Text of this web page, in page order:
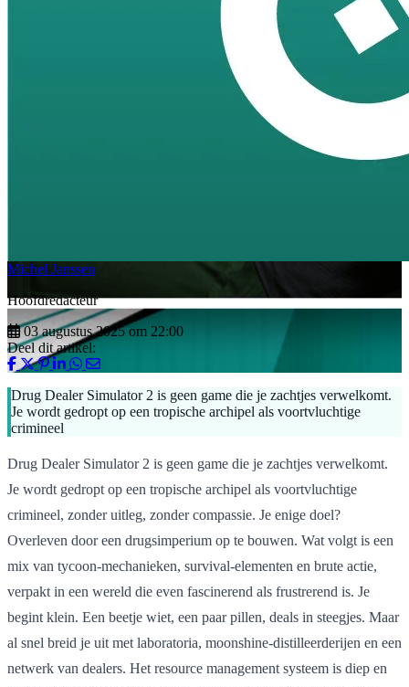
Michel Janssen
Hoofdredacteur
03 augustus 2025 om 22:00
Deel dit artikel:
Drug Dealer Simulator 2 is geen game die je zachtjes verwelkomt.
Je wordt gedropt op een tropische archipel als voortvluchtige
crimineel
Drug Dealer Simulator 2 is geen game die je zachtjes verwelkomt.
Je wordt gedropt op een tropische archipel als voortvluchtige
crimineel, zonder uitleg, zonder compassie. Je enige doel?
Overleven door een drugsimperium op te bouwen. Wat volgt is een
mix van tycoon-mechanieken, survival-elementen en brute actie,
verpakt in een wereld die even fascinerend als frustrerend is. Je
begint klein. Een beetje wiet, een paar pillen, deals in steegjes. Maar
al snel breid je uit met laboratoria, moonshine-distilleerderijen en een
netwerk van dealers. Het resource management systeem is diep en